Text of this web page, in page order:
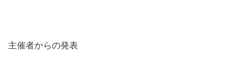
主催者からの発表